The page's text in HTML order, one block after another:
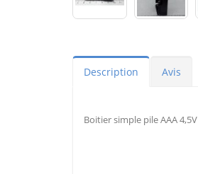
Description Avis
Boitier simple pile AAA 4,5V